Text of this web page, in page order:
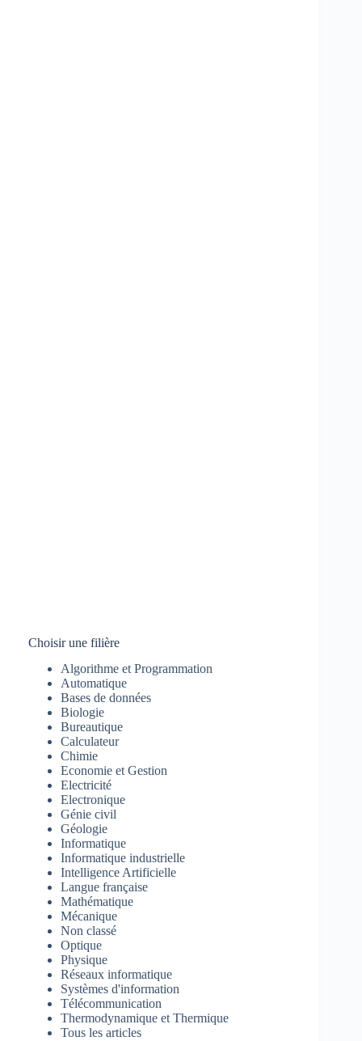
Choisir une filière
Algorithme et Programmation
Automatique
Bases de données
Biologie
Bureautique
Calculateur
Chimie
Economie et Gestion
Electricité
Electronique
Génie civil
Géologie
Informatique
Informatique industrielle
Intelligence Artificielle
Langue française
Mathématique
Mécanique
Non classé
Optique
Physique
Réseaux informatique
Systèmes d'information
Télécommunication
Thermodynamique et Thermique
Tous les articles